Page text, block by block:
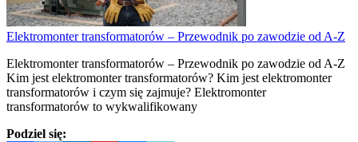
Elektromonter transformatorów – Przewodnik po zawodzie od A-Z
Elektromonter transformatorów – Przewodnik po zawodzie od A-Z
Kim jest elektromonter transformatorów? Kim jest elektromonter
transformatorów i czym się zajmuje? Elektromonter
transformatorów to wykwalifikowany
Podziel się: